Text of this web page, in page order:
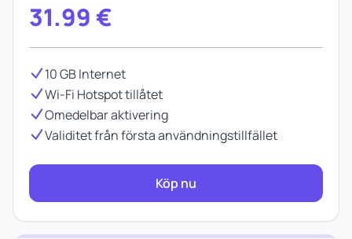
31.99 €
10 GB Internet
Wi-Fi Hotspot tillåtet
Omedelbar aktivering
Validitet från första användningstillfället
Köp nu